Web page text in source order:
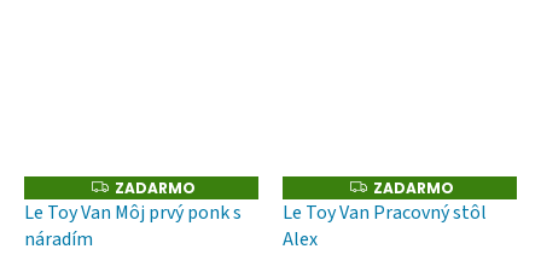
Z
A
D
ZADARMO
Le Toy Van Môj prvý ponk s
náradím
Z
A
D
ZADARMO
Le Toy Van Pracovný stôl
Alex